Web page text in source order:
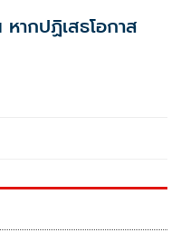
ากปฏิเสธโอกาส